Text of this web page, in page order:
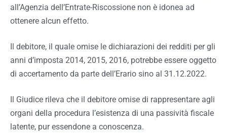
all’Agenzia dell’Entrate-Riscossione non è idonea ad
ottenere alcun effetto.
Il debitore, il quale omise le dichiarazioni dei redditi per gli
anni d’imposta 2014, 2015, 2016, potrebbe essere oggetto
di accertamento da parte dell’Erario sino al 31.12.2022.
Il Giudice rileva che il debitore omise di rappresentare agli
organi della procedura l’esistenza di una passività fiscale
latente, pur essendone a conoscenza.